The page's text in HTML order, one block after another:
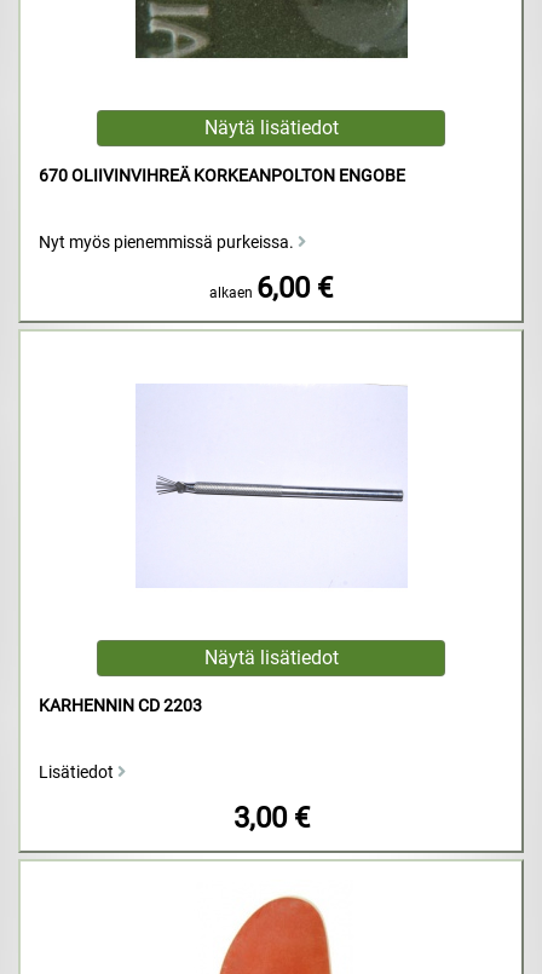
670 OLIIVINVIHREÄ KORKEANPOLTON ENGOBE
Nyt myös pienemmissä purkeissa.
alkaen 6,00 €
KARHENNIN CD 2203
Lisätiedot
3,00 €